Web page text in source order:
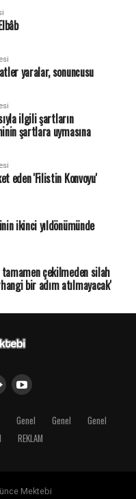
yaralar, sonuncusu
ilgili şartların
şartlara uymasına
eden 'Filistin Konvoyu'
ikinci yıldönümünde
tamamen çekilmeden silah
bir adım atılmayacak'
Genel Genel
Genel
REKLAM
Mektebi